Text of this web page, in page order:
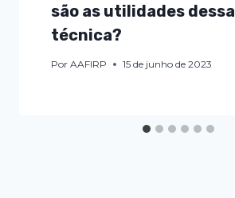
são as utilidades dessa
técnica?
Por AAFIRP 15 de junho de 2023